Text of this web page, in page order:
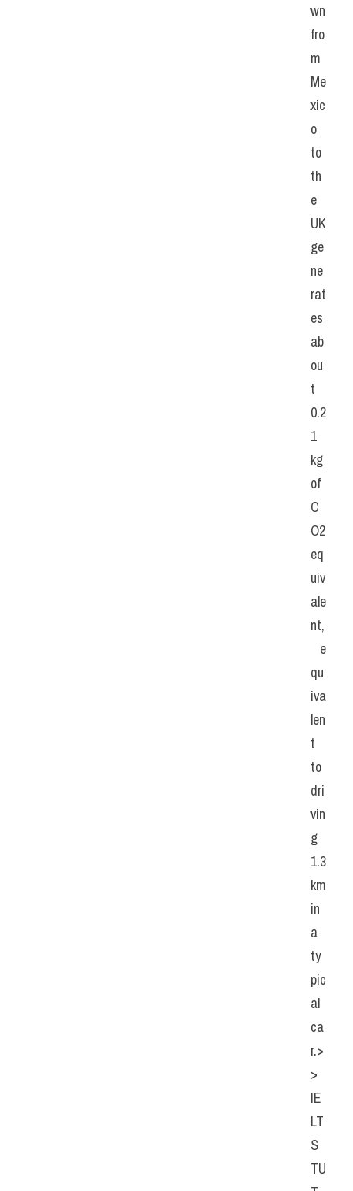
wn
fro
m
Me
xic
o
to
th
e
UK
ge
ne
rat
es
ab
ou
t
0.2
1
kg
of
C
O2
eq
uiv
ale
nt,
e
qu
iva
len
t
to
dri
vin
g
1.3
km
in
a
ty
pic
al
ca
r.>
>
IE
LT
S
TU